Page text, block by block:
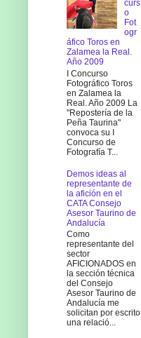
curs
o
Fot
ogr
áfico Toros en
Zalamea la Real.
Año 2009
I Concurso
Fotográfico Toros
en Zalamea la
Real. Año 2009 La
"Repostería de la
Peña Taurina"
convoca su I
Concurso de
Fotografía T...
Demos ideas al
representante de
la afición en el
CATA Consejo
Asesor Taurino de
Andalucía
Como
representante del
sector
AFICIONADOS en
la sección técnica
del Consejo
Asesor Taurino de
Andalucía me
solicitan por escrito
una relació...